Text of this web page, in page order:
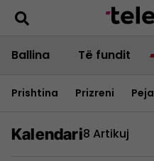
Ballina Të fundit
Prishtina Prizreni Peja
Kalendari8 Artikuj